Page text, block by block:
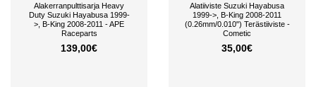
Alakerranpulttisarja Heavy
Duty Suzuki Hayabusa 1999-
>, B-King 2008-2011 - APE
Raceparts
139,00€
Alatiiviste Suzuki Hayabusa
1999->, B-King 2008-2011
(0.26mm/0.010") Terästiiviste -
Cometic
35,00€